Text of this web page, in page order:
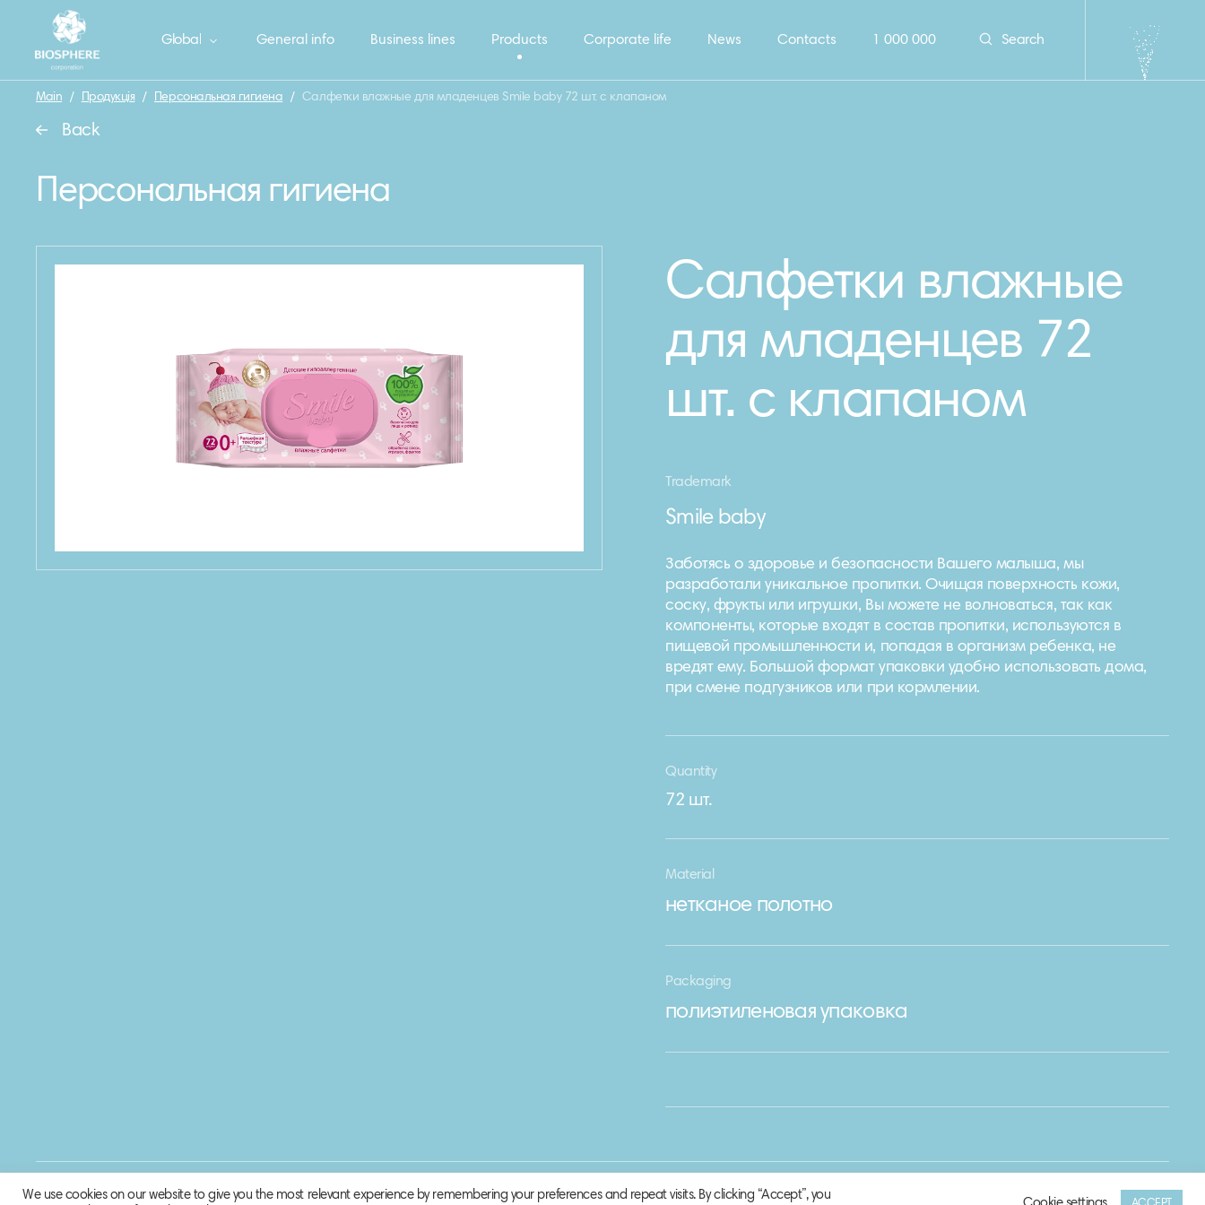
General info Business lines Products Corporate life News Contacts 1 000 000 Search
Global
Main / Продукція / Персональная гигиена / Салфетки влажные для младенцев Smile baby 72 шт. с клапаном
Back
Персональная гигиена
Салфетки влажные
для младенцев 72
шт. с клапаном
Trademark
Smile baby
Заботясь о здоровье и безопасности Вашего малыша, мы
разработали уникальное пропитки. Очищая поверхность кожи,
соску, фрукты или игрушки, Вы можете не волноваться, так как
компоненты, которые входят в состав пропитки, используются в
пищевой промышленности и, попадая в организм ребенка, не
вредят ему. Большой формат упаковки удобно использовать дома,
при смене подгузников или при кормлении.
Quantity
72 шт.
Material
нетканое полотно
Packaging
полиэтиленовая упаковка
© 2020 Biosphere Corporation.
We use cookies on our website to give you the most relevant experience by remembering your preferences and repeat visits. By clicking “Accept”, you